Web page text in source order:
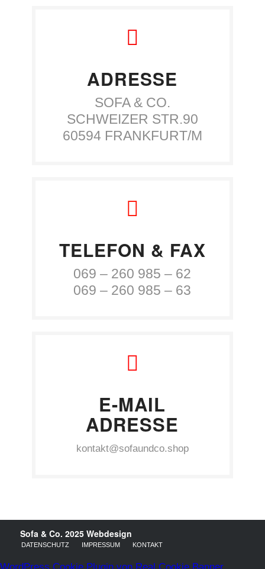
ADRESSE
SOFA & CO.
SCHWEIZER STR.90
60594 FRANKFURT/M
TELEFON & FAX
069 – 260 985 – 62
069 – 260 985 – 63
E-MAIL
ADRESSE
kontakt@sofaundco.shop
Sofa & Co. 2025 Webdesign
DATENSCHUTZ IMPRESSUM KONTAKT